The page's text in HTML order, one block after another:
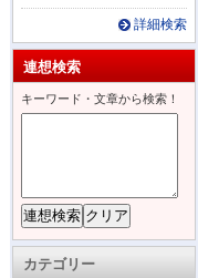
詳細検索
連想検索
キーワード・文章から検索！
カテゴリー